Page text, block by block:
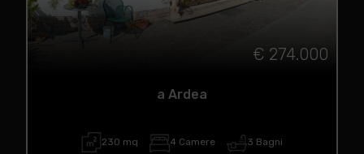
€ 274.000
a Ardea
230 mq 4 Camere 3 Bagni